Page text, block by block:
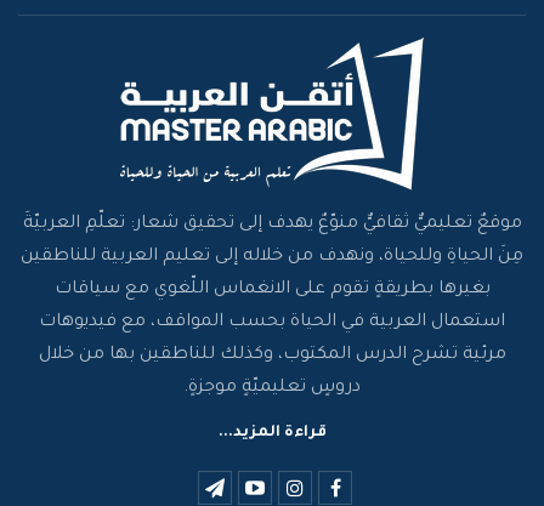
موقعٌ تعليميٌّ ثقافيٌّ منوّعٌ يهدف إلى تحقيق شعار: تعلّمِ العربيّةَ
مِنَ الحياةِ وللحياة، ونهدف من خلاله إلى تعليم العربية للناطقين
بغيرها بطريقةٍ تقوم على الانغماس اللّغوي مع سياقات
استعمال العربية في الحياة بحسب المواقف، مع فيديوهات
مرئية تشرح الدرس المكتوب، وكذلك للناطقين بها من خلال
دروسٍ تعليميّةٍ موجزةٍ.
قراءة المزيد...